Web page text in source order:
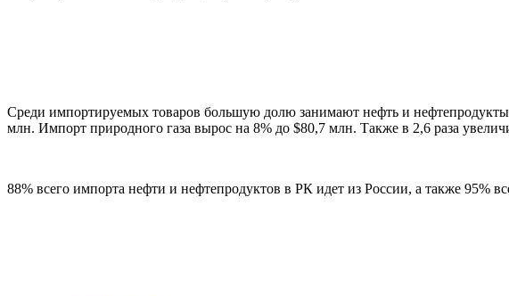
Среди импортируемых товаров большую долю занимают нефть и
млн. Импорт природного газа вырос на 8% до $80,7 млн. Также в 2,6 раза
88% всего импорта нефти и нефтепродуктов в РК идет из России, а также 95%